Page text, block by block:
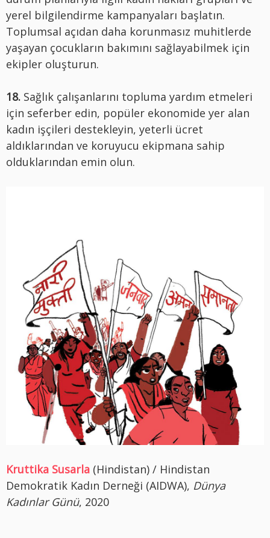
yerel bilgilendirme kampanyaları başlatın.
Toplumsal açıdan daha korunmasız muhitlerde
yaşayan çocukların bakımını sağlayabilmek için
ekipler oluşturun.
18. Sağlık çalışanlarını topluma yardım etmeleri
için seferber edin, popüler ekonomide yer alan
kadın işçileri destekleyin, yeterli ücret
aldıklarından ve koruyucu ekipmana sahip
olduklarından emin olun.
Kruttika Susarla (Hindistan) / Hindistan
Demokratik Kadın Derneği (AIDWA), Dünya
Kadınlar Günü, 2020